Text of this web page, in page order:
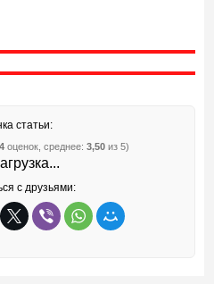
статьи:
4 оценок, среднее: 3,50 из 5)
с друзьями: